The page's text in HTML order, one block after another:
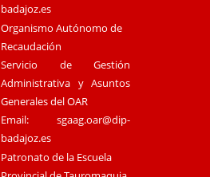
badajoz.es
Organismo Autónomo de
Recaudación
Servicio de Gestión
Administrativa y Asuntos
Generales del OAR
Email:sgaag.oar@dip-
badajoz.es
Patronato de la Escuela